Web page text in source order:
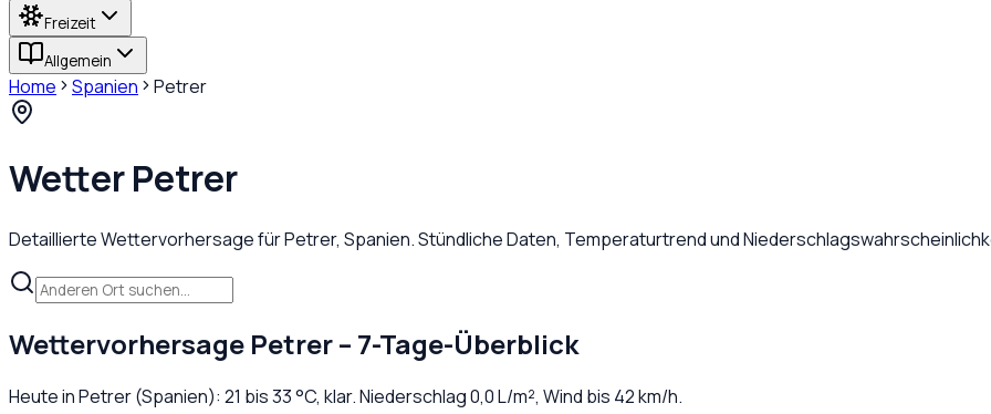
Freizeit
Allgemein
Home Spanien Petrer
WetterPetrer
Detaillierte Wettervorhersage fürPetrer, Spanien. Stündliche Daten, Temperaturtrend und
Wettervorhersage Petrer– 7-Tage-Überblick
Heute inPetrer(Spanien): 21 bis33°C, klar. Niederschlag0,0L/m², Wind bis 42km/h.